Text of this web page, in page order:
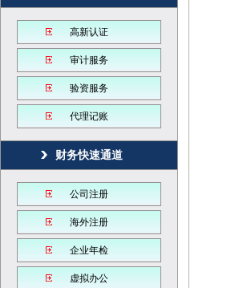
高新认证
审计服务
验资服务
代理记账
财务快速通道
公司注册
海外注册
企业年检
虚拟办公